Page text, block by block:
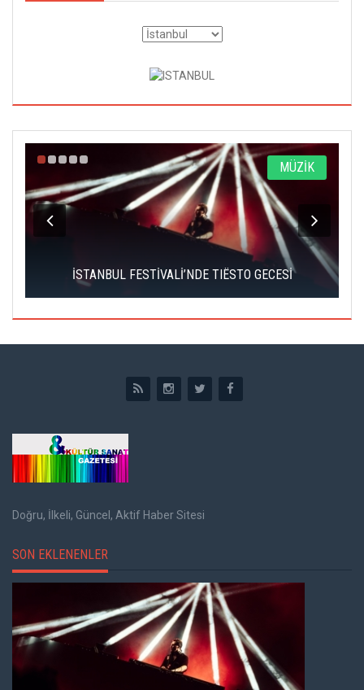
MÜZİK
İSTANBUL FESTİVALİ’NDE TIËSTO GECESİ
Doğru, İlkeli, Güncel, Aktif Haber Sitesi
SON EKLENENLER